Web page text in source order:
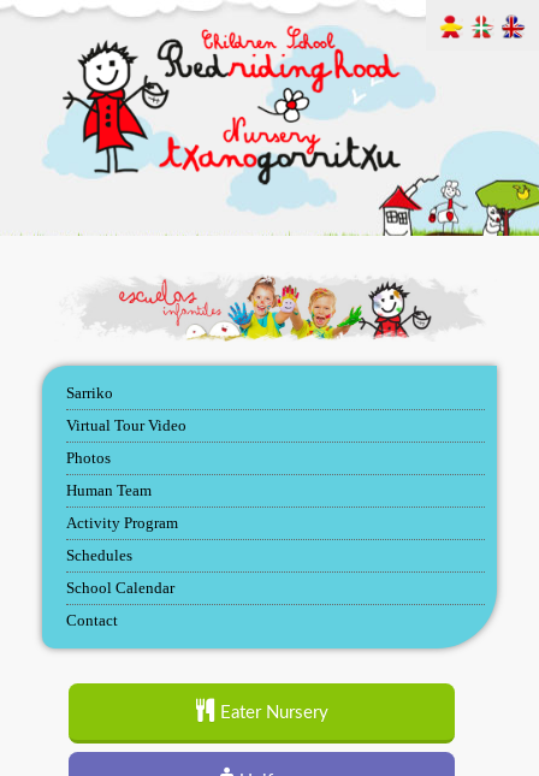
Sarriko
Virtual Tour Video
Photos
Human Team
Activity Program
Schedules
School Calendar
Contact
Eater Nursery